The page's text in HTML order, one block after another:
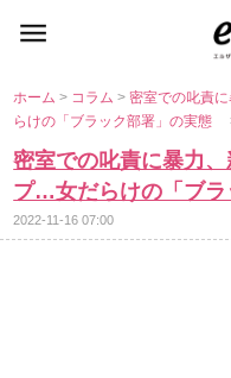
ホーム> コラム>密室での叱責
らけの「ブラック部署」の実態
密室での叱責に暴力
プ…女だらけの「ブ
2022-11-16 07:00